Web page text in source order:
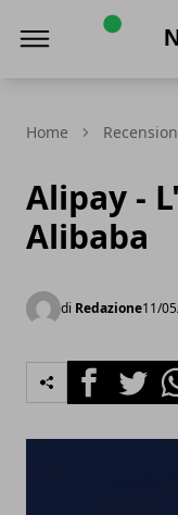
Home
Alipay -
Alibaba
di Redazione11/
FacebookTwitter